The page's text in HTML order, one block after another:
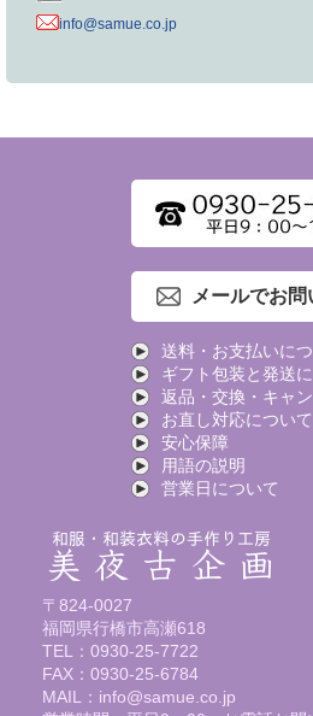
info@samue.co.jp
メールでお
送料・お支払いに
ギフト包装と発送
返品・交換・キャ
お直し対応について
安心保障
用語の説明
営業日について
〒824-0027
福岡県行橋市高瀬618
TEL：0930-25-7722
FAX：0930-25-6784
MAIL：info@samue.co.jp